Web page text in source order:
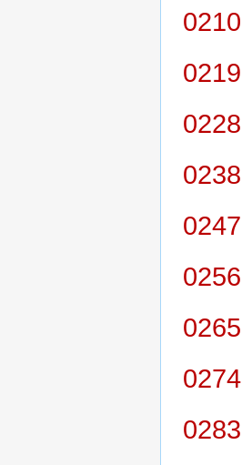
0210
0219
0228
0238
0247
0256
0265
0274
0283